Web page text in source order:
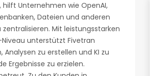
Unternehmen wie OpenAI,
Dateien und anderen
Mit leistungsstarken
unterstützt Fivetran
zu erstellen und KI zu
Ergebnisse zu erzielen.